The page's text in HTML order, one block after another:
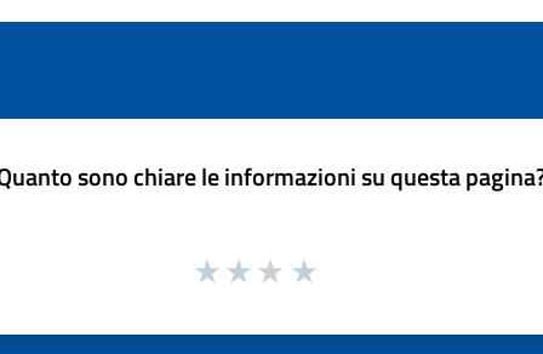
sono chiare le informazioni su questa